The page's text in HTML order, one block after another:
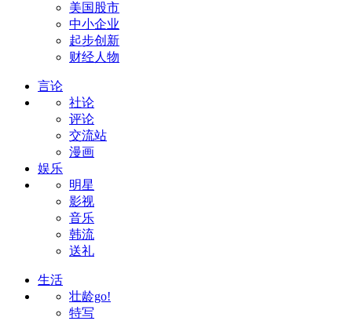
美国股市
中小企业
起步创新
财经人物
言论
社论
评论
交流站
漫画
娱乐
明星
影视
音乐
韩流
送礼
生活
壮龄go!
特写